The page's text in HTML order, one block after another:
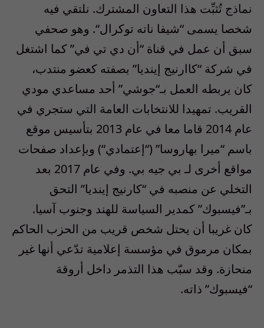
نماذج تُثبِّت هذا التعاون المشترك. نلتقي فيه
شخصا يسمى “شيفا ناته توكرال“. وهو صحفي
سبق أن عمل في قناة “أن دي تي في”كما اشتغل
في شركة “كاارنيج إينديا” بصفته كعضو منتدب،
كان يربطه العمل بـ“جوشي” أحد مساعدي مودي
القريب. تمهيدا للانتخابات العامة التي ستجري في
عام
قاما معا في عام
بتأسيس موقع
باسم “ميرا بهاروسا” (“إعتمادي“) وبإعداد صفحات
مواقع أخرى لـ بي جيه بي. وفي عام
بعد
التخلي عن منصبه في “كارنيج إينديا” التحق
بـ”فيسبوك” كمدير السياسة للهند وجنوب آسيا.
كان غريبا أن يحتل شخص قريب من الحزب الحاكم
بمكان مرموق في مؤسسة إعلامية تدّعي أنها غير
منحازة. وقد سبّب هذا التذمر داخل أروقة
“فيسبوك” ذاته.